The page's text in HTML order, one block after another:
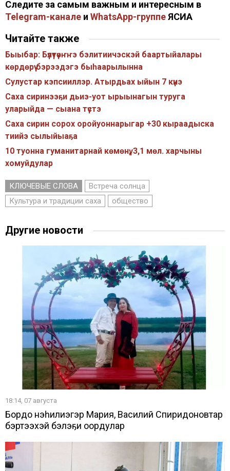
Следите за самым важным и интересным в
Telegram-канале и WhatsApp-группеЯСИА
Читайте также
Быыбар: Бүлүтүөҥҥэ бэлитиичэскэй баартыйалары
көрдөрүү бэрээдэгэ быһаарылынна
Сулустар кэпсииллэр. Атырдьах ыйын 7 күнэ
Саха сиринээҕи дьиэ-уот ырыынагын туруга
уларыйда — сыана түстэ
Саха сирин сорох оройуоннарыгар +30 кыраадыска
тиийэ сылыйыаҕа
10 туонна гуманитарнай көмөнү, 3,1 мөл. харчыны
хомуйдулар
КЛЮЧЕВЫЕ СЛОВА
Встреча солнца
Культура и традиции саха
общество
Другие новости
18:14, 07 августа
Бордоҥ нэһилиэгэр Мария, Василий Спиридоновтар
бэртээхэй бэлэҕи оҥордулар